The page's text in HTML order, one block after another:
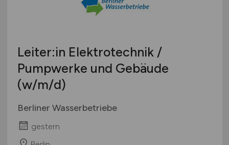
Leiter:in Elektrotechnik /
Pumpwerke und Gebäude
(w/m/d)
Berliner Wasserbetriebe
gestern